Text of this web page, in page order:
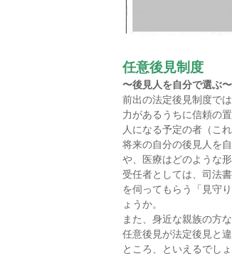
任意後見制度
〜後見人を自分で選ぶ〜
前出の法定後見制度で
力があるうちに信頼の
人になる予定の者（こ
将来の自分の後見人を
や、医療はどのような
受任者としては、司法
を伺ってもらう「見守
ょうか。
また、身近な親族の方
任意後見が法定後見と
ところ、といえるでしょ